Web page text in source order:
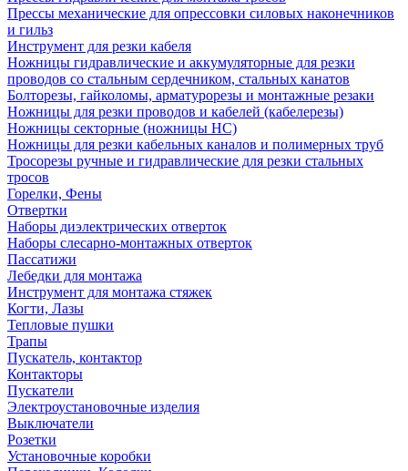
Прессы механические для опрессовки силовых наконечников
и гильз
Инструмент для резки кабеля
Ножницы гидравлические и аккумуляторные для резки
проводов со стальным сердечником, стальных канатов
Болторезы, гайколомы, арматурорезы и монтажные резаки
Ножницы для резки проводов и кабелей (кабелерезы)
Ножницы секторные (ножницы НС)
Ножницы для резки кабельных каналов и полимерных труб
Тросорезы ручные и гидравлические для резки стальных
тросов
Горелки, Фены
Отвертки
Наборы диэлектрических отверток
Наборы слесарно-монтажных отверток
Пассатижи
Лебедки для монтажа
Инструмент для монтажа стяжек
Когти, Лазы
Тепловые пушки
Трапы
Пускатель, контактор
Контакторы
Пускатели
Электроустановочные изделия
Выключатели
Розетки
Установочные коробки